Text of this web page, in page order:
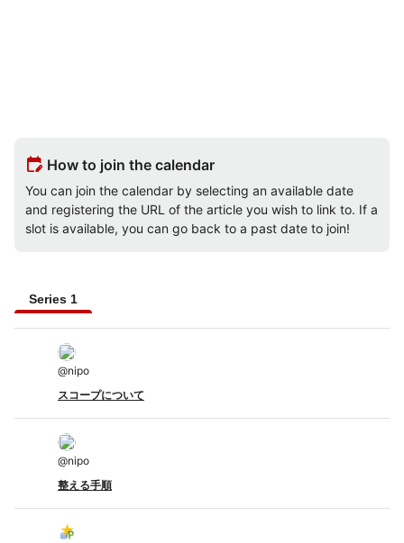
edit_calendar How to join the calendar
You can join the calendar by selecting an available date
and registering the URL of the article you wish to link to. If a
slot is available, you can go back to a past date to join!
Series 1
@nipo
スコープについて
@nipo
整える手順